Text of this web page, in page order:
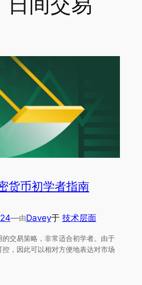
货币初学者指南
—由Davey于 技术层面
交易策略，非常适合初学者。由于
，因此可以相对方便地表达对市场